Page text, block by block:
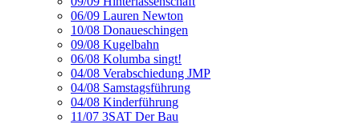
06/09 Lauren Newton
10/08 Donaueschingen
09/08 Kugelbahn
06/08 Kolumba singt!
04/08 Verabschiedung JMP
04/08 Samstagsführung
04/08 Kinderführung
11/07 3SAT Der Bau